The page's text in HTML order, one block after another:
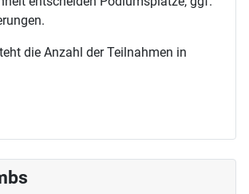
die Anzahl der Teilnahmen in